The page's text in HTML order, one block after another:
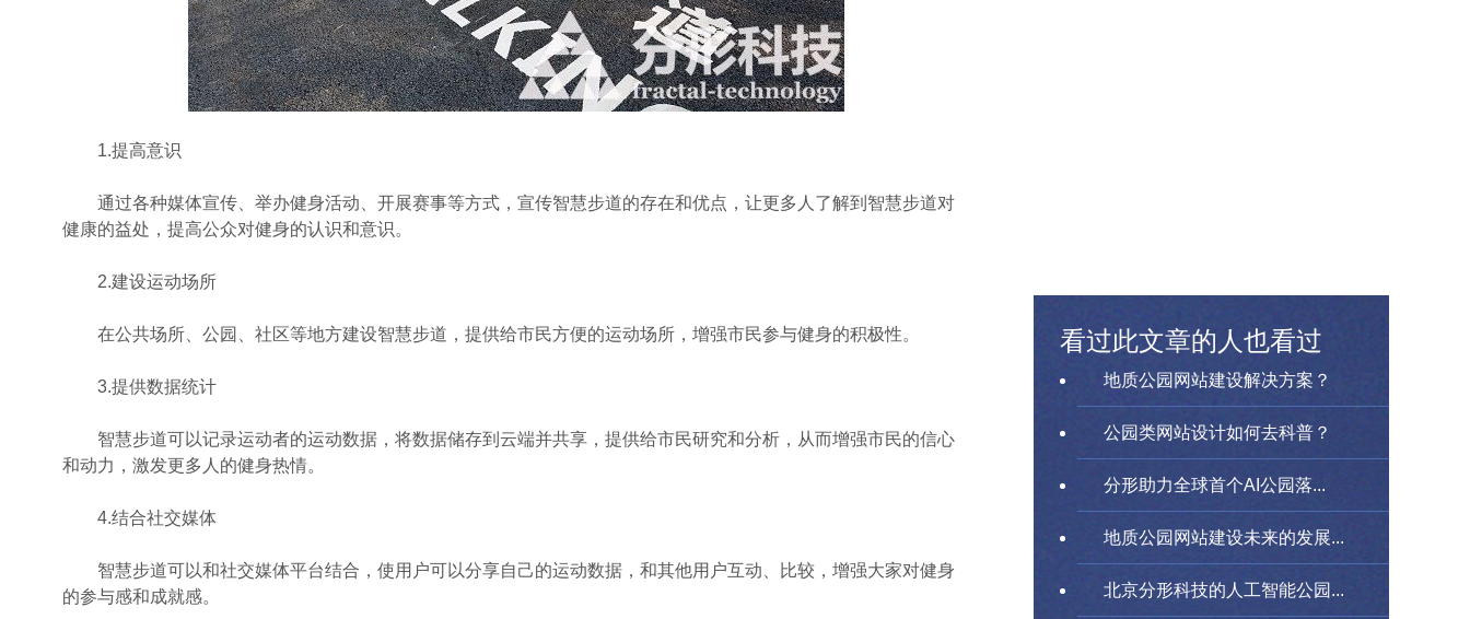
1.提高意识
通过各种媒体宣传、举办健身活动、开展赛事等方式，宣传智慧步道的存在和优点，让更多人了解到智慧步道对
健康的益处，提高公众对健身的认识和意识。
2.建设运动场所
在公共场所、公园、社区等地方建设智慧步道，提供给市民方便的运动场所，增强市民参与健身的积极性。
3.提供数据统计
智慧步道可以记录运动者的运动数据，将数据储存到云端并共享，提供给市民研究和分析，从而增强市民的信心
和动力，激发更多人的健身热情。
4.结合社交媒体
智慧步道可以和社交媒体平台结合，使用户可以分享自己的运动数据，和其他用户互动、比较，增强大家对健身
的参与感和成就感。
看过此文章的人也看过
地质公园网站建设解决方案？
公园类网站设计如何去科普？
分形助力全球首个AI公园落...
地质公园网站建设未来的发展...
北京分形科技的人工智能公园...